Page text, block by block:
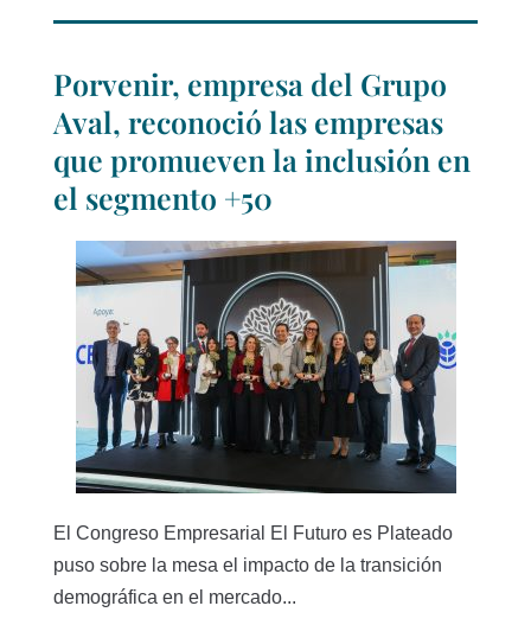
Porvenir, empresa del Grupo
Aval, reconoció las empresas
que promueven la inclusión en
el segmento +50
El Congreso Empresarial El Futuro es Plateado
puso sobre la mesa el impacto de la transición
demográfica en el mercado...